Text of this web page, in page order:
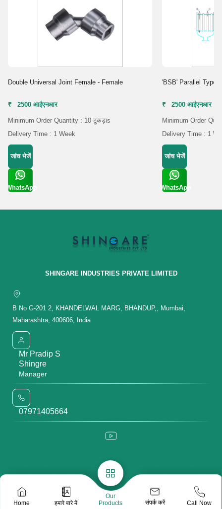
Double Universal Joint Female - Female
₹ 2500 आईएनआर
Minimum Order Quantity : 10 टुकड़ाs
Delivery Time : 1 Week
जांच भेजें
WhatsApp
'BSB' Parallel Type
₹ 2500 आईएनआर
Minimum Order
Delivery Time : 1
जांच भेजें
WhatsApp
Home हमारे बारे में
Our
Products
संपर्क करें Call Now
SHINGARE INDUSTRIES PRIVATE LIMITED
B No G-201 2, KHANDELWAL MARG, BHANDUP,, Mumbai,
Maharashtra, 400606, India
Mr Pradip S
Shingre
Manager
07971405664